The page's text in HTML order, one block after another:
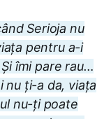
Serioja nu
pentru a-i
îmi pare rau…
nu ți-a da, viața
nu-ți poate